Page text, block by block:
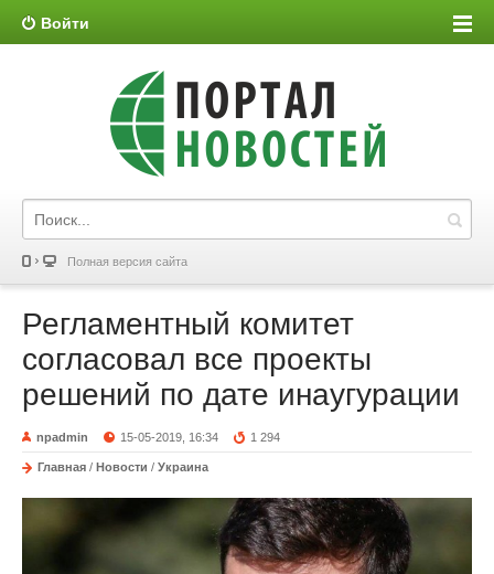
Войти
Полная версия сайта
Регламентный комитет
согласовал все проекты
решений по дате инаугурации
npadmin 15-05-2019, 16:34 1 294
Главная / Новости / Украина